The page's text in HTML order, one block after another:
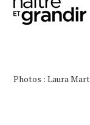
Photos : Laura